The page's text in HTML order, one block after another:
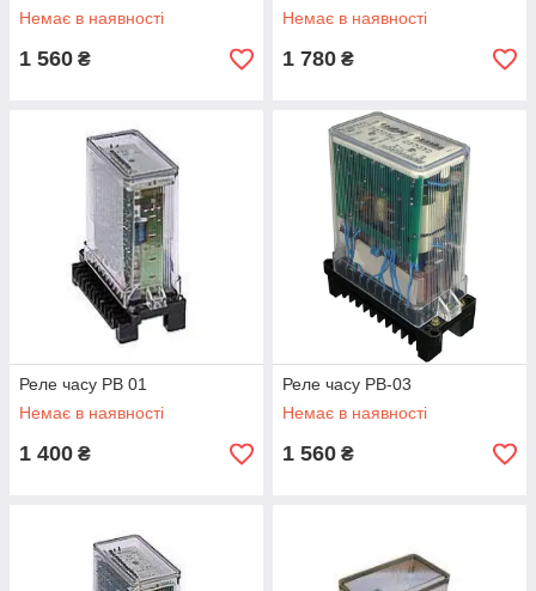
Немає в наявності
1 560 ₴
Немає в наявності
1 780 ₴
Реле часу РВ 01
Немає в наявності
1 400 ₴
Реле часу РВ-03
Немає в наявності
1 560 ₴